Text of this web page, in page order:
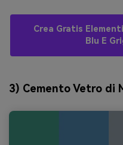
Crea Gratis
Blu E
3) Cemento Vetro di